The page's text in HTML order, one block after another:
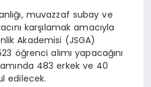
muvazzaf subay ve
karşılamak amacıyla
Akademisi (JSGA)
öğrenci alımı yapacağını
483 erkek ve 40
edilecek.